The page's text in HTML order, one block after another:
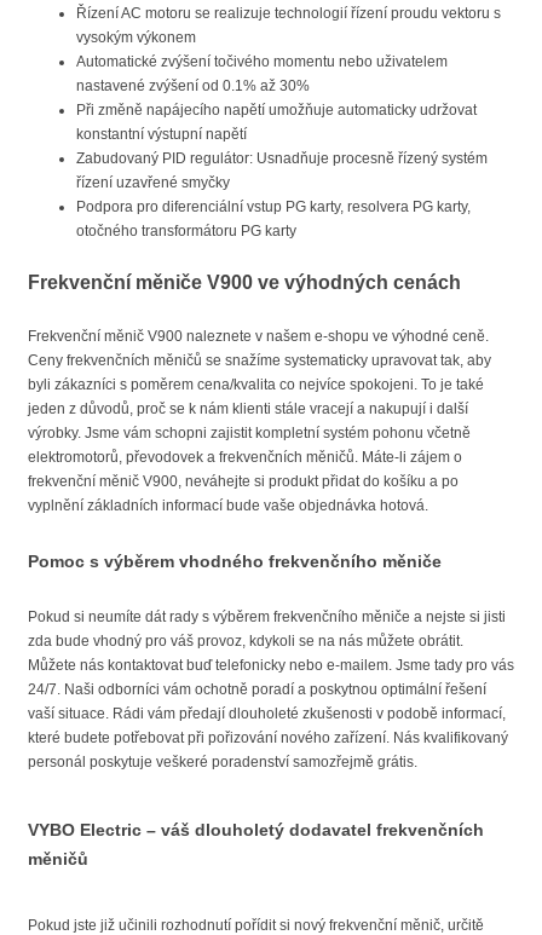
Řízení AC motoru se realizuje technologií řízení proudu vektoru s
vysokým výkonem
Automatické zvýšení točivého momentu nebo uživatelem
nastavené zvýšení od 0.1% až 30%
Při změně napájecího napětí umožňuje automaticky udržovat
konstantní výstupní napětí
Zabudovaný PID regulátor: Usnadňuje procesně řízený systém
řízení uzavřené smyčky
Podpora pro diferenciální vstup PG karty, resolvera PG karty,
otočného transformátoru PG karty
Frekvenční měniče V900 ve výhodných cenách
Frekvenční měnič V900 naleznete v našem e-shopu ve výhodné ceně.
Ceny frekvenčních měničů se snažíme systematicky upravovat tak, aby
byli zákazníci s poměrem cena/kvalita co nejvíce spokojeni. To je také
jeden z důvodů, proč se k nám klienti stále vracejí a nakupují i další
výrobky. Jsme vám schopni zajistit kompletní systém pohonu včetně
elektromotorů, převodovek a frekvenčních měničů. Máte-li zájem o
frekvenční měnič V900, neváhejte si produkt přidat do košíku a po
vyplnění základních informací bude vaše objednávka hotová.
Pomoc s výběrem vhodného frekvenčního měniče
Pokud si neumíte dát rady s výběrem frekvenčního měniče a nejste si jisti
zda bude vhodný pro váš provoz, kdykoli se na nás můžete obrátit.
Můžete nás kontaktovat buď telefonicky nebo e-mailem. Jsme tady pro vás
24/7. Naši odborníci vám ochotně poradí a poskytnou optimální řešení
vaší situace. Rádi vám předají dlouholeté zkušenosti v podobě informací,
které budete potřebovat při pořizování nového zařízení. Nás kvalifikovaný
personál poskytuje veškeré poradenství samozřejmě grátis.
VYBO Electric – váš dlouholetý dodavatel frekvenčních
měničů
Pokud jste již učinili rozhodnutí pořídit si nový frekvenční měnič, určitě